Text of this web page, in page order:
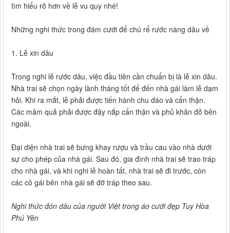
tìm hiểu rõ hơn về lễ vu quy nhé!
Những nghi thức trong đám cưới để chú rể rước nàng dâu về
1. Lễ xin dâu
Trong nghi lễ rước dâu, việc đầu tiên cần chuẩn bị là lễ xin dâu.
Nhà trai sẽ chọn ngày lành tháng tốt để đến nhà gái làm lễ dạm
hỏi. Khi ra mắt, lễ phải được tiến hành chu đáo và cẩn thận.
Các mâm quả phải được đậy nắp cẩn thận và phủ khăn đỏ bên
ngoài.
Đại diện nhà trai sẽ bưng khay rượu và trầu cau vào nhà dưới
sự cho phép của nhà gái. Sau đó, gia đình nhà trai sẽ trao tráp
cho nhà gái, và khi nghi lễ hoàn tất, nhà trai sẽ đi trước, còn
các cô gái bên nhà gái sẽ đỡ tráp theo sau.
Nghi thức đón dâu của người Việt trong áo cưới đẹp Tuy Hòa
Phú Yên